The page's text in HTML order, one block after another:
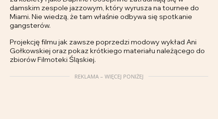
damskim zespole jazzowym, który wyrusza na tournee do
Miami. Nie wiedzą, że tam właśnie odbywa się spotkanie
gangsterów.
Projekcję filmu jak zawsze poprzedzi modowy wykład Ani
Gołkowskiej oraz pokaz krótkiego materiału należącego do
zbiorów Filmoteki Śląskiej.
REKLAMA – WIĘCEJ PONIŻEJ